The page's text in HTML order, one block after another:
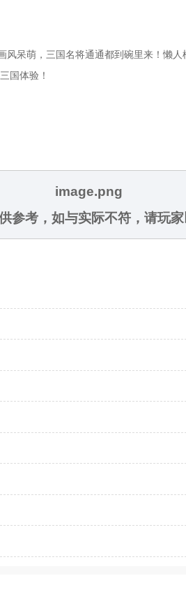
呆萌，三国名将通通都到碗里来！懒
国体验！
参考，如与实际不符，请玩家